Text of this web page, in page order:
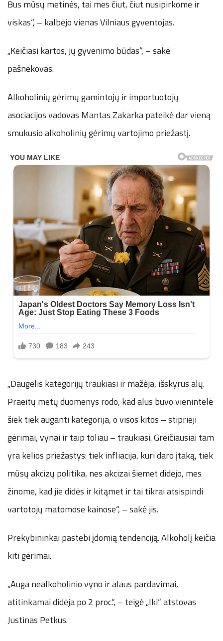
Bus mūsų metinės, tai mes čiut, čiut nusipirkome ir
viskas“, – kalbėjo vienas Vilniaus gyventojas.
„Keičiasi kartos, jų gyvenimo būdas“, – sakė
pašnekovas.
Alkoholinių gėrimų gamintojų ir importuotojų
asociacijos vadovas Mantas Zakarka pateikė dar vieną
smukusio alkoholinių gėrimų vartojimo priežastį.
„Daugelis kategorijų traukiasi ir mažėja, išskyrus alų.
Praeitų metų duomenys rodo, kad alus buvo vienintelė
šiek tiek auganti kategorija, o visos kitos – stiprieji
gėrimai, vynai ir taip toliau – traukiasi. Greičiausiai tam
yra kelios priežastys: tiek infliacija, kuri daro įtaką, tiek
mūsų akcizų politika, nes akcizai šiemet didėjo, mes
žinome, kad jie didės ir kitąmet ir tai tikrai atsispindi
vartotojų matomose kainose“, – sakė jis.
Prekybininkai pastebi įdomią tendenciją. Alkoholį keičia
kiti gėrimai.
„Auga nealkoholinio vyno ir alaus pardavimai,
atitinkamai didėja po 2 proc.“, – teigė „Iki“ atstovas
Justinas Petkus.